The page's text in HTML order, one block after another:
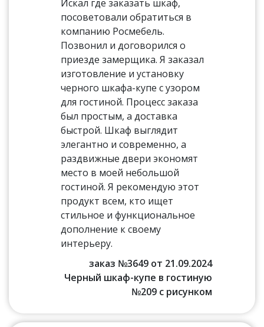
Искал где заказать шкаф,
посоветовали обратиться в
компанию Росмебель.
Позвонил и договорился о
приезде замерщика. Я заказал
изготовление и установку
черного шкафа-купе с узором
для гостиной. Процесс заказа
был простым, а доставка
быстрой. Шкаф выглядит
элегантно и современно, а
раздвижные двери экономят
место в моей небольшой
гостиной. Я рекомендую этот
продукт всем, кто ищет
стильное и функциональное
дополнение к своему
интерьеру.
заказ №3649 от 21.09.2024
Черный шкаф-купе в гостиную
№209 с рисунком